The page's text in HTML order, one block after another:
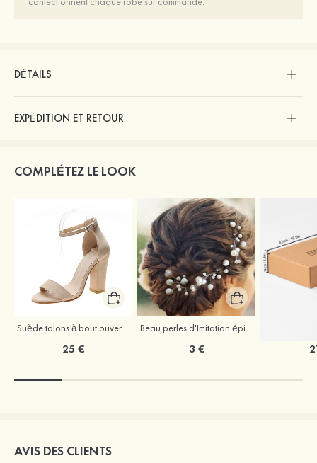
DÉTAILS
EXPÉDITION ET RETOUR
COMPLÉTEZ LE LOOK
Suède talons à bout ouvert sandales talon bottier chaussures pour les soirées
25 €
Beau perles d'Imitation épingles à cheveux coiffe
3 €
AVIS DES CLIENTS